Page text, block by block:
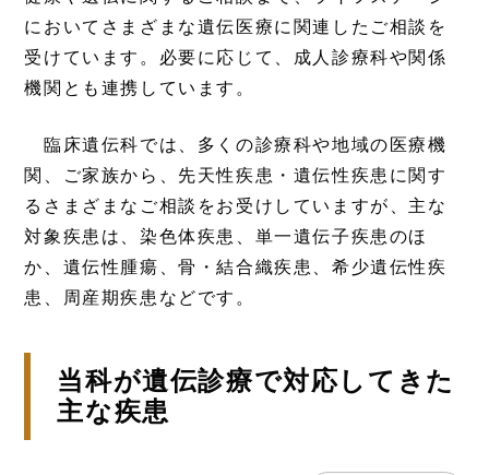
においてさまざまな遺伝医療に関連したご相談を
受けています。必要に応じて、成人診療科や関係
機関とも連携しています。
臨床遺伝科では、多くの診療科や地域の医療機
関、ご家族から、先天性疾患・遺伝性疾患に関す
るさまざまなご相談をお受けしていますが、主な
対象疾患は、染色体疾患、単一遺伝子疾患のほ
か、遺伝性腫瘍、骨・結合織疾患、希少遺伝性疾
患、周産期疾患などです。
当科が遺伝診療で対応してきた
主な疾患